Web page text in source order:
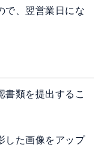
で、翌営業日にな
書類を提出するこ
した画像をアップ